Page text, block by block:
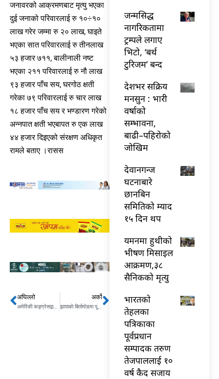
जनावरको आक्रमणबाट मृत्यु भएका
दुई जनाको परिवारलाई रु १०÷१०
लाख गरेर जम्मा रु २० लाख, घाइते
भएका सात परिवारलाई रु तीनलाख
५३ हजार ७११, बालीनाली नष्ट
भएका २११ परिवारलाई रु नौ लाख
९३ हजार पाँच सय, घरगोठ क्षती
गरेका ७९ परिवारलाई रु चार लाख
१८ हजार पाँच सय र भण्डारण गरेको
अन्नपात क्षती भएबापत रु एक लाख
४४ हजार दिइएको संरक्षण अधिकृत
रामले बताए ।रासस
Prev
अघिल्लो
अमेरिकी कङ्ग्रेसद्वारा १९ खर्ब डलरको राहत प्याकेज स्वीकृत
अर्को
झापाकाे बिर्तामोडमा पूर्वी नेपालकै सबैभन्दा ठुलो शिव प्रतिमा अनावरण Next
जन्मसिद्ध
नागरिकतामा
ट्रम्पले लगाए
भिटो, ‘बर्थ
टुरिजम’ बन्द
देशभर सक्रिय
मनसुन : भारी
वर्षाको
सम्भावना,
बाढी–पहिरोको
जोखिम
देवानगन्ज
घटनाबारे
छानबिन
समितिको म्याद
१५ दिन थप
यमनमा हुथीको
भीषण मिसाइल
आक्रमण,३८
सैनिकको मृत्यु
भारतकाे
तेहलका
पत्रिकाका
पूर्वप्रधान
सम्पादक तरुण
तेजपाललाई १०
वर्ष कैद सजाय